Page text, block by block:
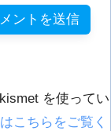
を使ってい
こちらをご覧く